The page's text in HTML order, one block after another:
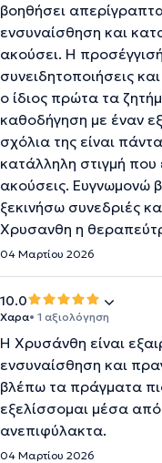
βοηθήσει
ενσυναίσθηση και
ακούσει. Η
συνειδητοποιήσεις
ο ίδιος πρώτα τα
καθοδήγηση με έναν
σχόλια της είναι
κατάλληλη στιγμή που
ακούσεις. Ευγνωμονώ
ξεκινήσω συνεδριές
Χρυσανθη η
04 Μαρτίου 2026
10.0
Χαρα• 1 αξιολόγηση
Η Χρυσάνθη είναι
ενσυναίσθηση και
βλέπω τα πράγματα
εξελίσσομαι μέσα
ανεπιφύλακτα.
04 Μαρτίου 2026